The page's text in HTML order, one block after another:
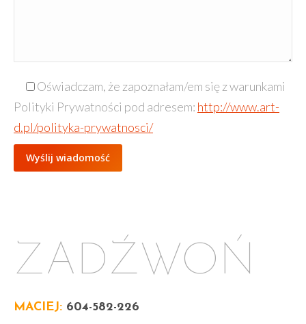
Oświadczam, że zapoznałam/em się z warunkami
Polityki Prywatności pod adresem: http://www.art-
d.pl/polityka-prywatnosci/
ZADŹWOŃ
MACIEJ: 604-582-226